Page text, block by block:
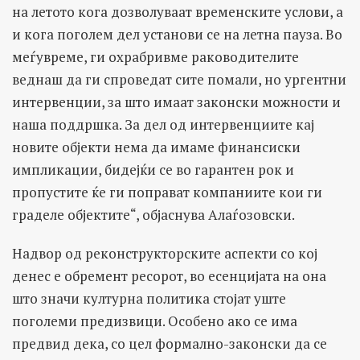
на летото кога дозволуваат временските услови, а
и кога поголем дел установи се на летна пауза. Во
меѓувреме, ги охрабривме раководителите
веднаш да ги спроведат сите помали, но ургентни
интервенции, за што имаат законски можности и
наша поддршка. За дел од интервенциите кај
новите објекти нема да имаме финансиски
импликации, бидејќи се во гарантен рок и
пропустите ќе ги поправат компаниите кои ги
граделе објектите“, објаснува Алаѓозовски.
Надвор од реконструкторските аспекти со кој
денес е обремент ресорот, во есенцијата на она
што значи културна политика стојат уште
поголеми предизвици. Особено ако се има
предвид дека, со цел формално-законски да се